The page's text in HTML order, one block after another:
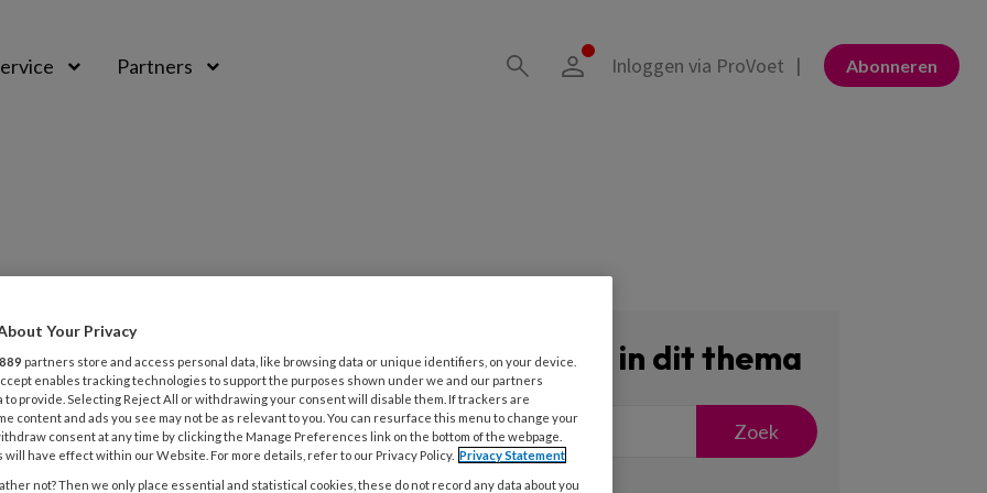
Partners Abonneren
Inloggen via ProVoet
zich bezighoudt met aandoeningen van
vind je zowel de veelvoorkomende als
Zoeken in dit thema
Zoek
Your Privacy
889 partners store and access personal data, like browsing data or unique identifiers, on your device.
enables tracking technologies to support the purposes shown under we and our partners
to provide. Selecting Reject All or withdrawing your consent will disable them. If trackers are
content and ads you see may not be as relevant to you. You can resurface this menu to change your
consent at any time by clicking the Manage Preferences link on the bottom of the webpage.
will have effect within our Website. For more details, refer to our Privacy Policy. Privacy Statement
not? Then we only place essential and statistical cookies, these do not record any data about you